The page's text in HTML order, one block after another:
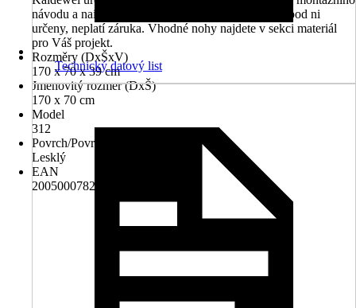
návodu a nainstalování vany bez nohou, které jsou pod ni
určeny, neplatí záruka. Vhodné nohy najdete v sekci materiál
pro Váš projekt.
Rozměry (DxŠxV)
170 x 70 x 39 cm
Jmenovitý rozmer (DxŠ)
170 x 70 cm
Model
312
Povrch/Povrchová úprava
Lesklý
EAN
2005000782008, 4001112075395
Technický datový list